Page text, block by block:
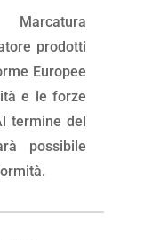
Marcatura
prodotti
Europee
e le forze
termine del
possibile